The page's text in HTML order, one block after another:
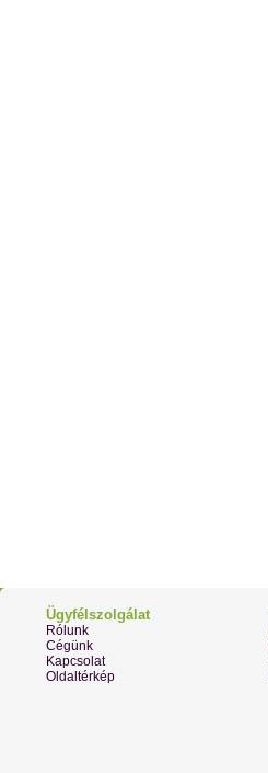
Ügyfélszolgálat
Rólunk
Cégünk
Kapcsolat
Oldaltérkép